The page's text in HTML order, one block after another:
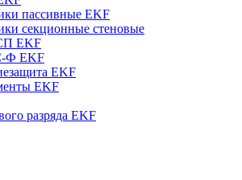
пассивные EKF
секционные стеновые
EKF
Ф EKF
EKF
EKF
разряда EKF